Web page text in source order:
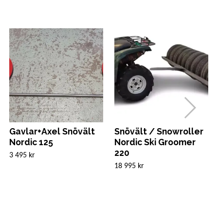
Gavlar+Axel Snövält
Nordic 125
3 495 kr
Snövält / Snowroller
Nordic Ski Groomer
220
18 995 kr